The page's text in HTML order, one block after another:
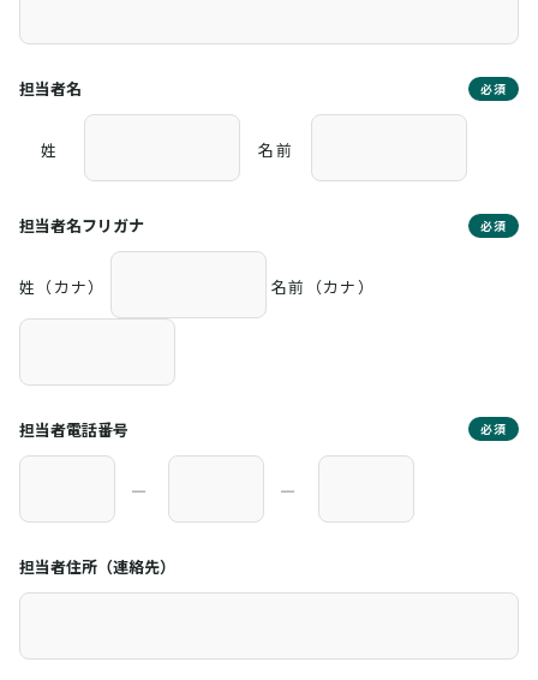
担当者名 必須
姓 名前
担当者名フリガナ 必須
姓（カナ） 名前（カナ）
担当者電話番号 必須
― ―
担当者住所（連絡先）